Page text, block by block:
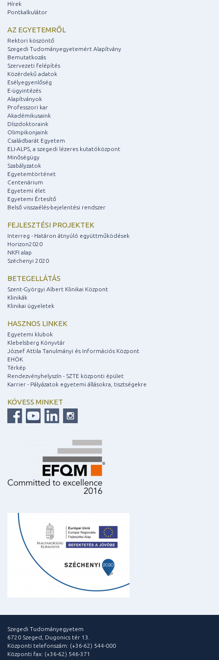
Hírek
Pontkalkulátor
AZ EGYETEMRŐL
Rektori köszöntő
Szegedi Tudományegyetemért Alapítvány
Bemutatkozás
Szervezeti felépítés
Közérdekű adatok
Esélyegyenlőség
E-ügyintézés
Alapítványok
Professzori kar
Akadémikusaink
Díszdoktoraink
Olimpikonjaink
Családbarát Egyetem
ELI-ALPS, a szegedi lézeres kutatóközpont
Minőségügy
Szabályzatok
Egyetemtörténet
Centenárium
Egyetemi élet
Egyetemi Értesítő
Belső visszaélés-bejelentési rendszer
FEJLESZTÉSI PROJEKTEK
Interreg - Határon átnyúló együttműködések
Horizon2020
NKFI alap
Széchenyi 2020
BETEGELLÁTÁS
Szent-Györgyi Albert Klinikai Központ
Klinikák
Klinikai ügyeletek
HASZNOS LINKEK
Egyetemi klubok
Klebelsberg Könyvtár
József Attila Tanulmányi és Információs Központ
EHÖK
Térkép
Rendezvényhelyszín - SZTE központi épület
Karrier - Pályázatok egyetemi állásokra, tisztségekre
KÖVESS MINKET
Szegedi Tudományegyetem
6720 Szeged, Dugonics tér 13.
Központi telefonszám: (+36-62) 544-000
Központi fax: (+36-62) 546-371